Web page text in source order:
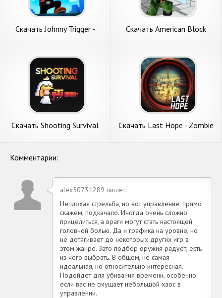
Скачать Johnny Trigger -
Скачать American Block
на Андроид
Скачать Shooting Survival
Скачать Last Hope - Zombie
Комментарии:
alex50731289 пишет:
Неплохая стрельба, но вот управление, прямо
скажем, подкачало. Иногда очень сложно
прицелиться, а враги могут стать настоящей
головной болью. Да и графика на уровне, но
не дотягивает до некоторых других игр в
этом жанре. Зато подбор оружия радует, есть
из чего выбрать. В общем, не самая
идеальная, но относительно интересная.
Подойдет для убивания времени, особенно
если вас не смущает небольшой хаос в
управлении.